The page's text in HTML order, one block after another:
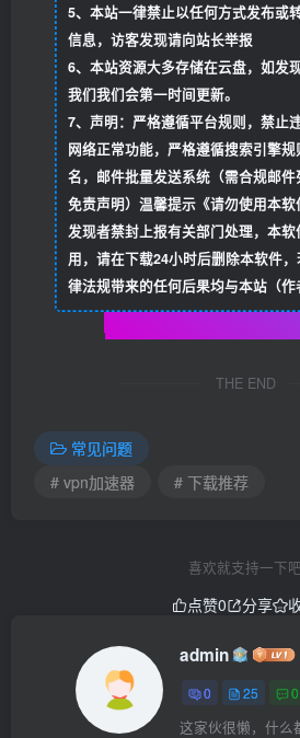
5、本站一律禁止以任何方式发布或
信息，访客发现请向站长举报
6、本站资源大多存储在云盘，如发
我们我们会第一时间更新。
7、声明：严格遵循平台规则，禁止
网络正常功能，严格遵循搜索引擎
名，邮件批量发送系统（需合规邮件
免责声明）温馨提示《请勿使用本
发现者禁封上报有关部门处理，本
用，请在下载24小时后删除本软件
律法规带来的任何后果均与本站（作
THE END
常见问题
# vpn加速器
# 下载推荐
喜欢就支持一下吧
点赞0 分享
admin
0 25 0
这家伙很懒，什么